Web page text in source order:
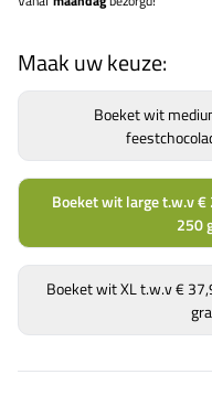
Maak uw keuze:
Boeket wit medium t.w.v € 24,95 +
Boeket wit large t.w.v
250
Boeket wit XL t.w.v €